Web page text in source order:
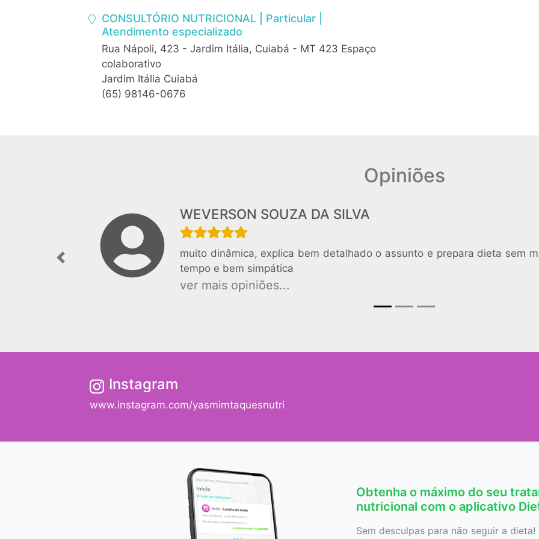
CONSULTÓRIO NUTRICIONAL | Particular |
Atendimento especializado
Rua Nápoli, 423 - Jardim Itália, Cuiabá - MT 423 Espaço
colaborativo
Jardim Itália Cuiabá
(65) 98146-0676
Opiniões
WEVERSON SOUZA DA SILVA
muito dinâmica, explica bem detalhado o assunto e prepara dieta sem
tempo e bem simpática
ver mais opiniões...
Previous
Instagram
www.instagram.com/yasmimtaquesnutri
Obtenha o máximo do seu
nutricional com o aplicativo
Sem desculpas para não seguir a